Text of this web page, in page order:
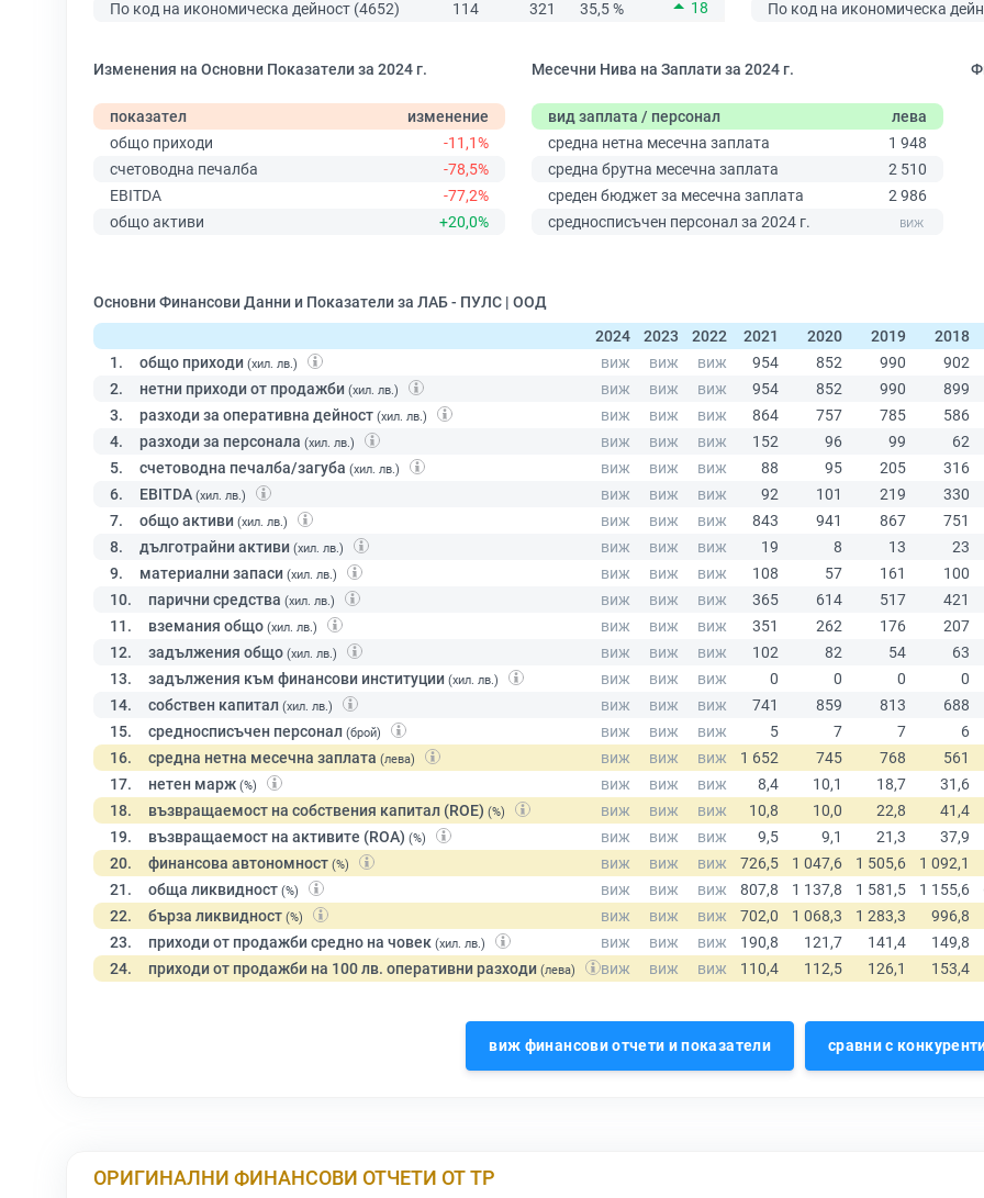
По код на икономическа дейност (4652)
114 321 35,5 % 18
По код на икономическа
Изменения на Основни Показатели за 2024 г.
показател
изменение
общо приходи
-11,1%
счетоводна печалба
-78,5%
EBITDA
-77,2%
общо активи
+20,0%
Месечни Нива на Заплати за 2024 г.
вид заплата / персонал
лева
средна нетна месечна заплата
1 948
средна брутна месечна заплата
2 510
среден бюджет за месечна заплата
2 986
средносписъчен персонал за 2024 г.
Основни Финансови Данни и Показатели за ЛАБ - ПУЛС | ООД
2024
2023 2022 2021 2020 2019
2018
1.
общо приходи (хил. лв.)
2. нетни приходи от продажби (хил. лв.)
3. разходи за оперативна дейност (хил. лв.)
4. разходи за персонала (хил. лв.)
5. счетоводна печалба/загуба (хил. лв.)
6. EBITDA (хил. лв.)
7. общо активи (хил. лв.)
8. дълготрайни активи (хил. лв.)
9. материални запаси (хил. лв.)
10. парични средства (хил. лв.)
11. вземания общо (хил. лв.)
12. задължения общо (хил. лв.)
13. задължения към финансови институции (хил. лв.)
14. собствен капитал (хил. лв.)
15. средносписъчен персонал (брой)
16. средна нетна месечна заплата (лева)
17. нетен марж (%)
18. възвращаемост на собствения капитал (ROE) (%)
19. възвращаемост на активите (ROA) (%)
20. финансова автономност (%)
21. обща ликвидност (%)
22. бърза ликвидност (%)
23. приходи от продажби средно на човек (хил. лв.)
24. приходи от продажби на 100 лв. оперативни разходи (лева)
виж финансови отчети и показатели сравни с
ОРИГИНАЛНИ ФИНАНСОВИ ОТЧЕТИ ОТ ТР